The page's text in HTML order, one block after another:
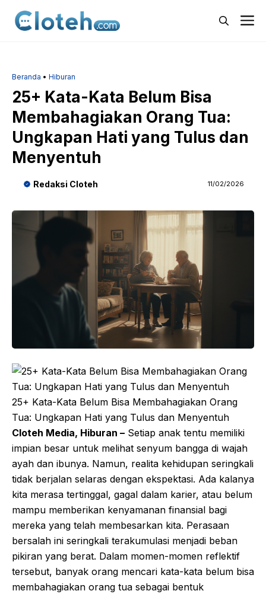
Beranda • Hiburan
25+ Kata-Kata Belum Bisa
Membahagiakan Orang Tua:
Ungkapan Hati yang Tulus dan
Menyentuh
Redaksi Cloteh 11/02/2026
25+ Kata-Kata Belum Bisa Membahagiakan Orang
Tua: Ungkapan Hati yang Tulus dan Menyentuh
Cloteh Media, Hiburan – Setiap anak tentu memiliki
impian besar untuk melihat senyum bangga di wajah
ayah dan ibunya. Namun, realita kehidupan seringkali
tidak berjalan selaras dengan ekspektasi. Ada kalanya
kita merasa tertinggal, gagal dalam karier, atau belum
mampu memberikan kenyamanan finansial bagi
mereka yang telah membesarkan kita. Perasaan
bersalah ini seringkali terakumulasi menjadi beban
pikiran yang berat. Dalam momen-momen reflektif
tersebut, banyak orang mencari kata-kata belum bisa
membahagiakan orang tua sebagai bentuk